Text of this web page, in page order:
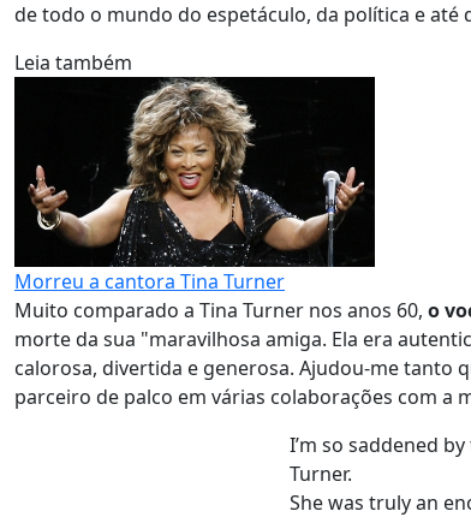
de todo o mundo do espetáculo, da política e até
Leia também
Morreu a cantora Tina Turner
Muito comparado a Tina Turner nos anos 60, o
morte da sua "maravilhosa amiga. Ela era
calorosa, divertida e generosa. Ajudou-me tanto
parceiro de palco em várias colaborações com a
I’m so saddened
Turner.
She was truly an